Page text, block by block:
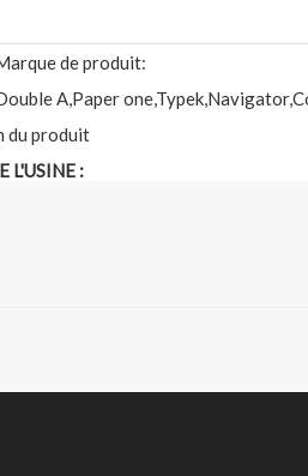
de produit:
A,Paper
du produit
L'USINE :
Century est en mesure de